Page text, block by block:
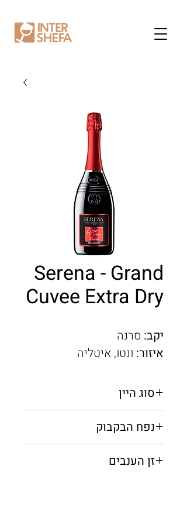
Serena - Grand
Cuvee Extra Dry
יקב: סרנה
איזור: ונטו, איטליה
סוג היין
נפח הבקבוק
זן הענבים